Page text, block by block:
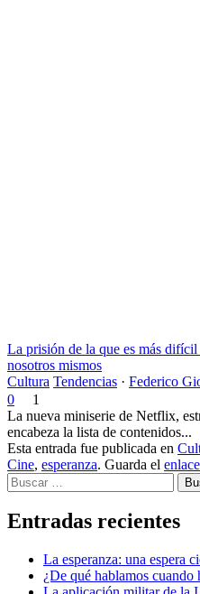
La prisión de la que es más difícil
nosotros mismos
Cultura Tendencias · Federico
0
1
La nueva miniserie de Netflix,
encabeza la lista de contenidos...
Esta entrada fue publicada en
Cine, esperanza. Guarda el
Buscar
Entradas recientes
La esperanza: una espera
¿De qué hablamos cuando